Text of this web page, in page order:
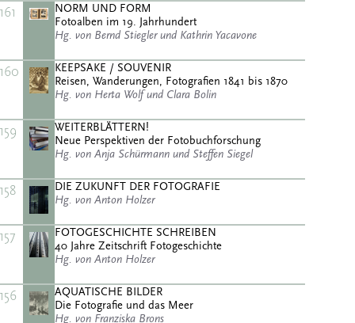
161
NORM UND FORM
Fotoalben im 19. Jahrhundert
Hg. von Bernd Stiegler und Kathrin Yacavone
160
KEEPSAKE / SOUVENIR
Reisen, Wanderungen, Fotografien 1841 bis 1870
Hg. von Herta Wolf und Clara Bolin
159
WEITERBLÄTTERN!
Neue Perspektiven der Fotobuchforschung
Hg. von Anja Schürmann und Steffen Siegel
158
DIE ZUKUNFT DER FOTOGRAFIE
Hg. von Anton Holzer
157
FOTOGESCHICHTE SCHREIBEN
40 Jahre Zeitschrift Fotogeschichte
Hg. von Anton Holzer
156
AQUATISCHE BILDER
Die Fotografie und das Meer
Hg. von Franziska Brons